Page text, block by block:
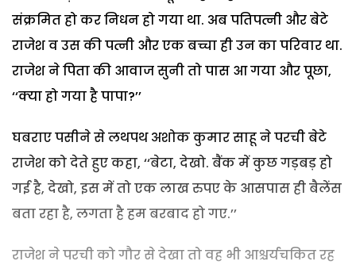
संक्रमित हो कर निधन हो गया था. अब पतिपत्नी और बेटे
राजेश व उस की पत्नी और एक बच्चा ही उन का परिवार था.
राजेश ने पिता की आवाज सुनी तो पास आ गया और पूछा,
‘‘क्या हो गया है पापा?’’
घबराए पसीने से लथपथ अशोक कुमार साहू ने परची बेटे
राजेश को देते हुए कहा, ‘‘बेटा, देखो. बैंक में कुछ गड़बड़ हो
गई है, देखो, इस में तो एक लाख रुपए के आसपास ही बैलेंस
बता रहा है, लगता है हम बरबाद हो गए.’’
राजेश ने परची को गौर से देखा तो वह भी आश्चर्यचकित रह